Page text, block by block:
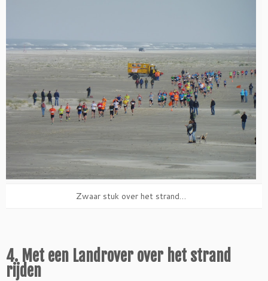
Zwaar stuk over het strand…
4. Met een Landrover over het strand
rijden